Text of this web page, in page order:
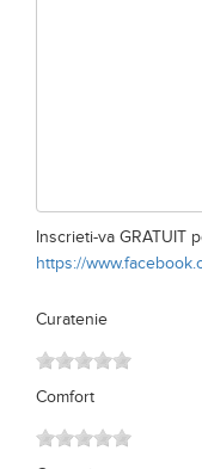
Inscrieti-va GRATUIT
https://
Curatenie
Comfort